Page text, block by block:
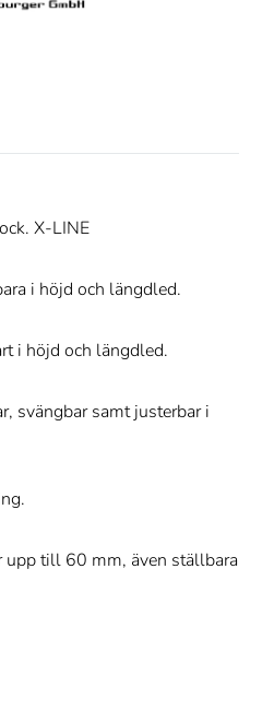
X-LINE
i höjd och längdled.
i höjd och längdled.
svängbar samt justerbar i
upp till 60 mm, även ställbara